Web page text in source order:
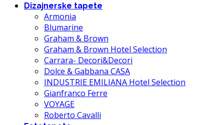
Dizajnerske tapete
Armonia
Blumarine
Graham & Brown
Graham & Brown Hotel Selection
Carrara- Decori&Decori
Dolce & Gabbana CASA
INDUSTRIE EMILIANA Hotel Selection
Gianfranco Ferre
VOYAGE
Roberto Cavalli